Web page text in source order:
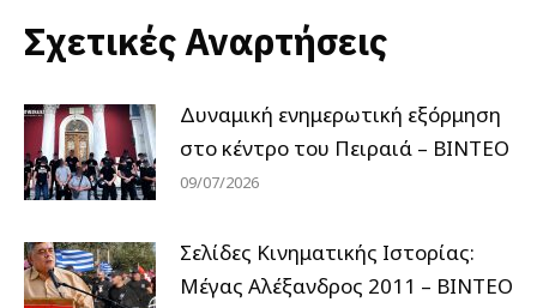
Σχετικές Αναρτήσεις
Δυναμική ενημερωτική εξόρμηση
στο κέντρο του Πειραιά – ΒΙΝΤΕΟ
09/07/2026
Σελίδες Κινηματικής Ιστορίας:
Μέγας Αλέξανδρος 2011 – ΒΙΝΤΕΟ